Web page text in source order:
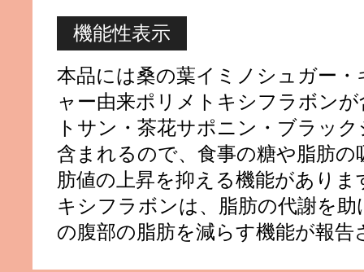
機能性表示
本品には桑の葉イミノシュガー
ャー由来ポリメトキシフラボン
トサン・茶花サポニン・ブラッ
含まれるので、食事の糖や脂肪
肪値の上昇を抑える機能があり
キシフラボンは、脂肪の代謝を
の腹部の脂肪を減らす機能が報告